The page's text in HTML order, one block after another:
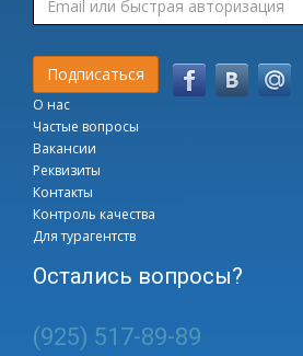
О нас
Частые вопросы
Вакансии
Реквизиты
Контакты
Контроль качества
Для турагентств
Остались вопросы?
(925) 517-89-89